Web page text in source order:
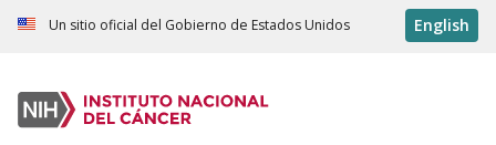
Un sitio oficial del Gobierno de Estados Unidos English